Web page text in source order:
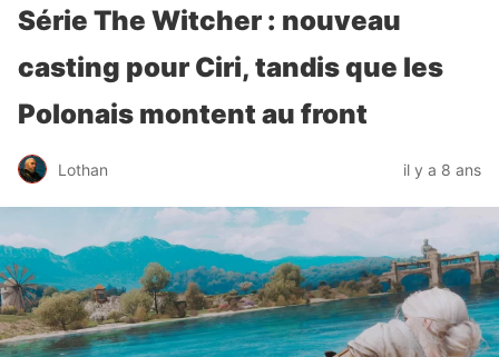
Série The Witcher : nouveau
casting pour Ciri, tandis que les
Polonais montent au front
Lothan il y a 8 ans